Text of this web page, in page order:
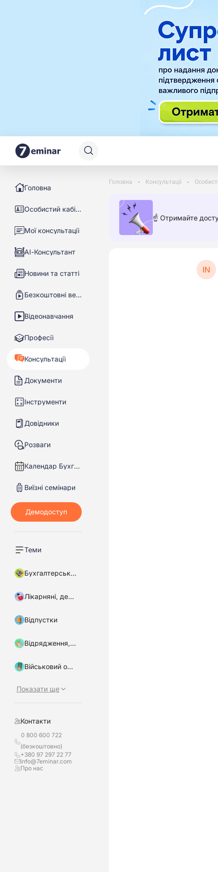
Головна
Особистий кабінет
Мої консультації
АІ-Консультант
Новини та статті
Безкоштовні вебінари
Відеонавчання
Професії
Консультації
Документи
Інструменти
Довідники
Розваги
Календар Бухгалтера
Виїзні семінари
Теми
Бухгалтерський облік
Лікарняні, декретні
Відпустки
Відрядження, підзвітні кошти
Військовий облік, бронювання
Показати ще
Контакти
0 800 600 722
(безкоштовно)
+380 97 297 22 77
info@7eminar.com
Про нас
Головна Консультації
☝️ Отримайте
IN